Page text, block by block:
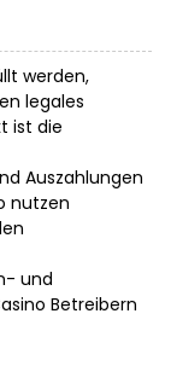
werden,
legales
ist die
Auszahlungen
nutzen
und
Betreibern